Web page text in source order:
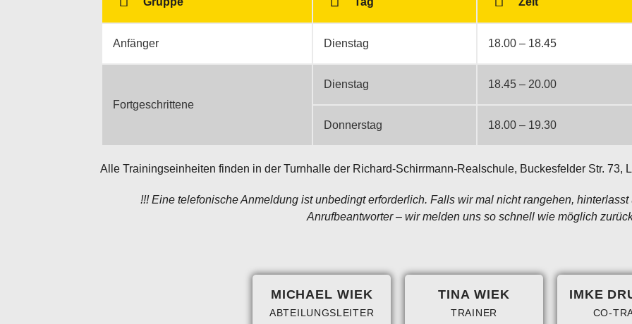
Anfänger Dienstag 18.00 – 18.45
Fortgeschrittene
Dienstag
18.45 – 20.00
Donnerstag
18.00 – 19.30
Alle Trainingseinheiten finden in der Turnhalle der Richard-Schirrmann-Realschule, Buckesfelder Str. 73,
!!! Eine telefonische Anmeldung ist unbedingt erforderlich. Falls wir mal nicht rangehen,
Anrufbeantworter – wir melden uns so schnell wie möglich
MICHAEL WIEK
ABTEILUNGSLEITER
TINA WIEK
TRAINER
IMKE
CO-